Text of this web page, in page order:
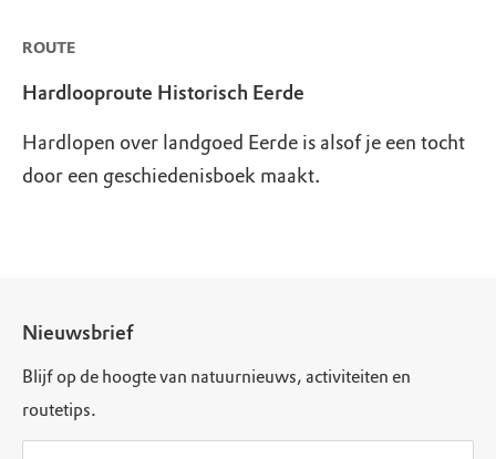
ROUTE
Hardlooproute Historisch Eerde
Hardlopen over landgoed Eerde is alsof je een tocht
door een geschiedenisboek maakt.
Nieuwsbrief
Blijf op de hoogte van natuurnieuws, activiteiten en
routetips.